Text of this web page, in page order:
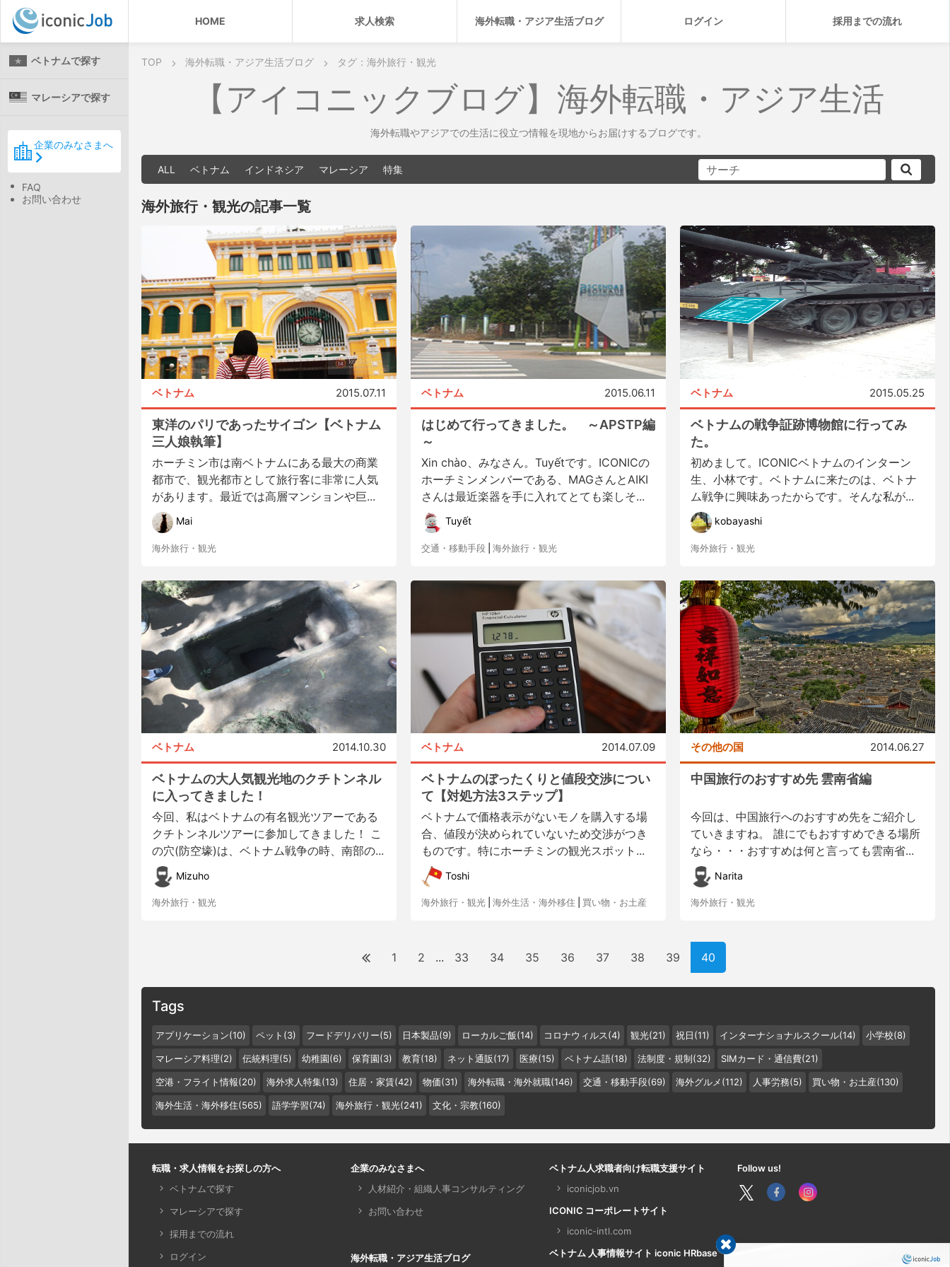
HOME 求人検索 海外転職・アジア生活ブログ ログイン 採用までの流れ
ベトナムで探す
マレーシアで探す
企業のみなさまへ
FAQ
お問い合わせ
TOP 海外転職・アジア生活ブログ タグ：海外旅行・観光
【アイコニックブログ】海外転職・アジア生活
海外転職やアジアでの生活に役立つ情報を現地からお届けするブログです。
ALL ベトナム インドネシア マレーシア 特集
海外旅行・観光の記事一覧
ベトナム 2015.07.11
東洋のパリであったサイゴン【ベトナム
三人娘執筆】
ホーチミン市は南ベトナムにある最大の商業
都市で、観光都市として旅行客に非常に人気
があります。最近では高層マンションや巨...
Mai
海外旅行・観光
ベトナム 2015.06.11
はじめて行ってきました。 ～APSTP編
～
Xin chào、みなさん。Tuyếtです。ICONICの
ホーチミンメンバーである、MAGさんとAIKI
さんは最近楽器を手に入れてとても楽しそ...
Tuyết
交通・移動手段 海外旅行・観光
ベトナム 2015.05.25
ベトナムの戦争証跡博物館に行ってみ
た。
初めまして。ICONICベトナムのインターン
生、小林です。ベトナムに来たのは、ベトナ
ム戦争に興味あったからです。そんな私が...
kobayashi
海外旅行・観光
ベトナム 2014.10.30
ベトナムの大人気観光地のクチトンネル
に入ってきました！
今回、私はベトナムの有名観光ツアーである
クチトンネルツアーに参加してきました！ こ
の穴(防空壕)は、ベトナム戦争の時、南部の...
Mizuho
海外旅行・観光
ベトナム 2014.07.09
ベトナムのぼったくりと値段交渉につい
て【対処方法3ステップ】
ベトナムで価格表示がないモノを購入する場
合、値段が決められていないため交渉がつき
ものです。特にホーチミンの観光スポット...
Toshi
海外旅行・観光 海外生活・海外移住 買い物・お土産
その他の国 2014.06.27
中国旅行のおすすめ先 雲南省編
今回は、中国旅行へのおすすめ先をご紹介し
ていきますね。 誰にでもおすすめできる場所
なら・・・おすすめは何と言っても雲南省...
Narita
海外旅行・観光
1 2 33 34 35 36 37 38 39 40
Tags
アプリケーション(10) ペット(3) フードデリバリー(5) 日本製品(9) ローカルご飯(14) コロナウィルス(4) 観光(21) 祝日(11) インターナショナルスクール(14) 小学校(8)
マレーシア料理(2) 伝統料理(5) 幼稚園(6) 保育園(3) 教育(18) ネット通販(17) 医療(15) ベトナム語(18) 法制度・規制(32) SIMカード・通信費(21)
空港・フライト情報(20) 海外求人特集(13) 住居・家賃(42) 物価(31) 海外転職・海外就職(146) 交通・移動手段(69) 海外グルメ(112) 人事労務(5) 買い物・お土産(130)
海外生活・海外移住(565) 語学学習(74) 海外旅行・観光(241) 文化・宗教(160)
転職・求人情報をお探しの方へ
ベトナムで探す
マレーシアで探す
採用までの流れ
ログイン
企業のみなさまへ
人材紹介・組織人事コンサルティング
お問い合わせ
海外転職・アジア生活ブログ
ベトナム人求職者向け転職支援サイト
iconicjob.vn
ICONIC コーポレートサイト
iconic-intl.com
ベトナム 人事情報サイト iconic HRbase
Follow us!